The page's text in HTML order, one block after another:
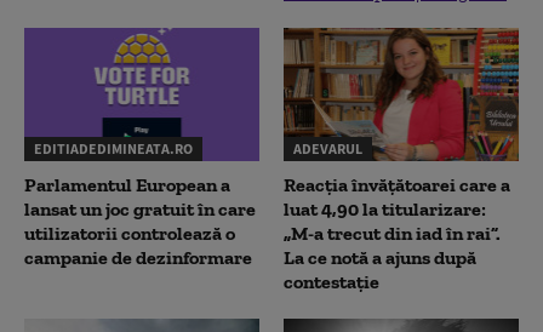
EDITIADEDIMINEATA.RO
Parlamentul European a
lansat un joc gratuit în care
utilizatorii controlează o
campanie de dezinformare
ADEVARUL
Reacția învățătoarei care a
luat 4,90 la titularizare:
„M-a trecut din iad în rai”.
La ce notă a ajuns după
contestație